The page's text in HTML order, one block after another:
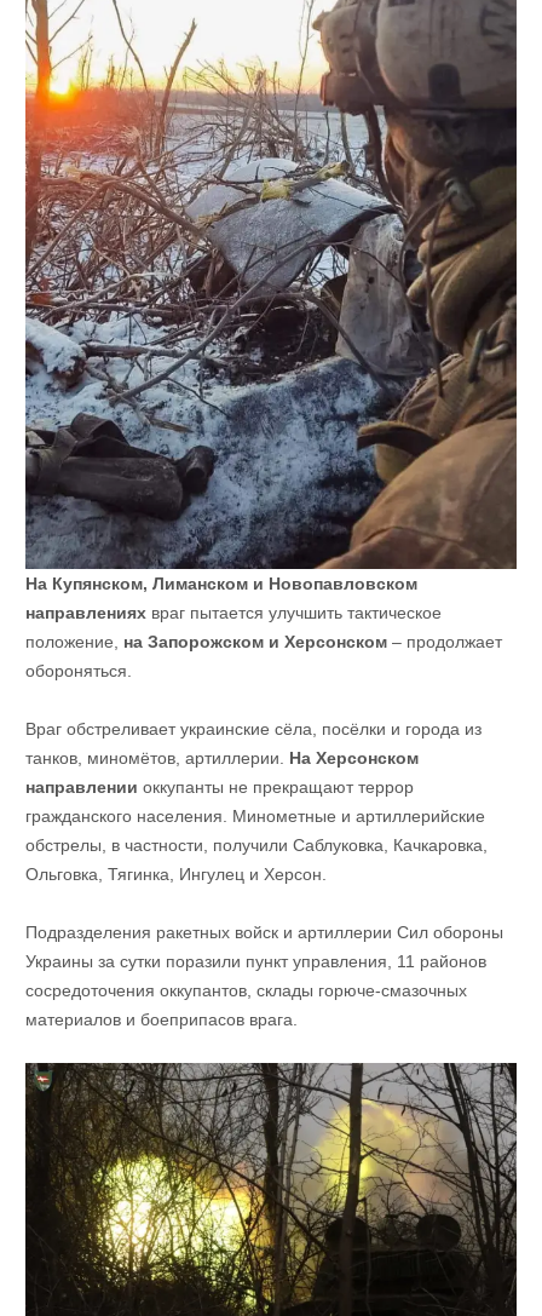
На Купянском, Лиманском и Новопавловском
направленияхвраг пытается улучшить тактическое
положение, на Запорожском и Херсонском– продолжает
обороняться.
Враг обстреливает украинские сёла, посёлки и города из
танков, миномётов, артиллерии. На Херсонском
направлении оккупанты не прекращают террор
гражданского населения. Минометные и артиллерийские
обстрелы, в частности, получили Саблуковка, Качкаровка,
Ольговка, Тягинка, Ингулец и Херсон.
Подразделения ракетных войск и артиллерии Сил обороны
Украины за сутки поразили пункт управления, 11 районов
сосредоточения оккупантов, склады горюче-смазочных
материалов и боеприпасов врага.